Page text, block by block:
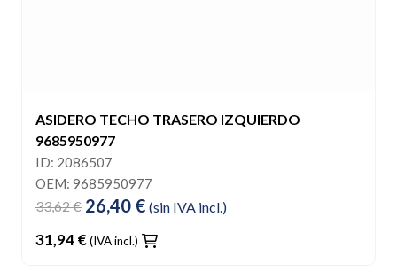
ASIDERO TECHO TRASERO IZQUIERDO
9685950977
ID: 2086507
OEM: 9685950977
33,62 € 26,40 € (sin IVA incl.)
31,94 €(IVA incl.)